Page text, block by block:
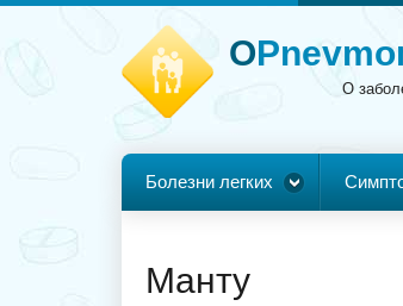
O
О
Болезни легких
Манту